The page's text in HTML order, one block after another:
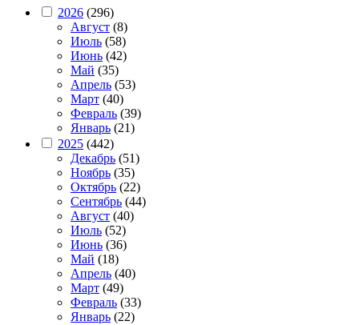
2026 (296)
Август (8)
Июль (58)
Июнь (42)
Май (35)
Апрель (53)
Март (40)
Февраль (39)
Январь (21)
2025 (442)
Декабрь (51)
Ноябрь (35)
Октябрь (22)
Сентябрь (44)
Август (40)
Июль (52)
Июнь (36)
Май (18)
Апрель (40)
Март (49)
Февраль (33)
Январь (22)